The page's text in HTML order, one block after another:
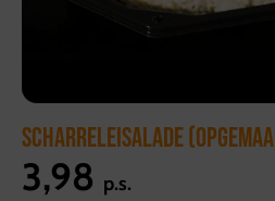
SCHARRELEISALADE
3,98 p.s.